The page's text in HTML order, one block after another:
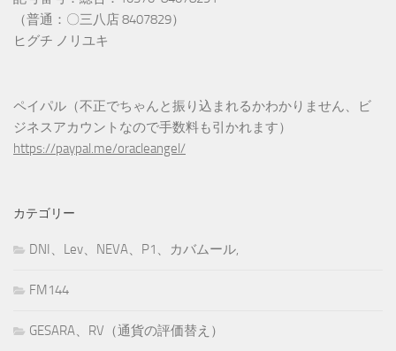
（普通：〇三八店 8407829）
ヒグチ ノリユキ
ペイパル（不正でちゃんと振り込まれるかわかりません、ビ
ジネスアカウントなので手数料も引かれます）
https://paypal.me/oracleangel/
カテゴリー
DNI、Lev、NEVA、P1、カバムール,
FM144
GESARA、RV（通貨の評価替え）